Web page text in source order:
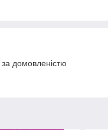
домовленістю